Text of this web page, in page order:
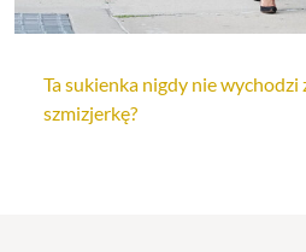
Ta sukienka nigdy nie wychodzi
szmizjerkę?